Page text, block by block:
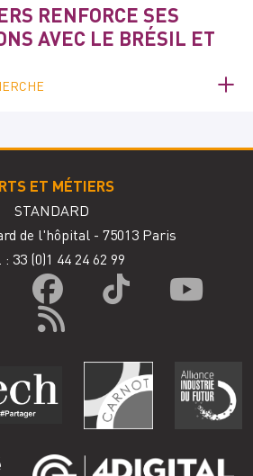
RENFORCE SES
AVEC LE BRÉSIL ET
ET MÉTIERS
STANDARD
de l'hôpital - 75013 Paris
: 33 (0)1 44 24 62 99